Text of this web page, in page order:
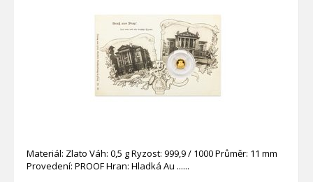
Materiál: Zlato Váh: 0,5 g Ryzost: 999,9 / 1000 Průměr: 11 mm
Provedení: PROOF Hran: Hladká Au ...